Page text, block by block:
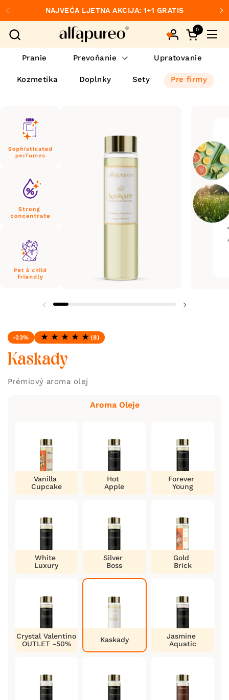
Preskočiť na obsah
Predchádzajúce
NAJVEĆA LJETNA AKCIJA: 1+1 GRATIS
Otvorte
0
Pranie Prevoňanie Upratovanie
Kozmetika Doplnky Sety Pre firmy
-23%
Hodnotenie: 5.0 z 5
(8)
Kaskady
Prémiový aroma olej
Aroma Oleje
Vanilla
Cupcake
Hot
Apple
Forever
Young
White
Luxury
Silver
Boss
Gold
Brick
Crystal Valentino
OUTLET -50%
Kaskady
Jasmine
Aquatic